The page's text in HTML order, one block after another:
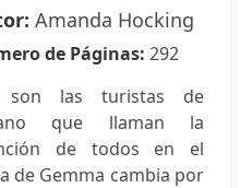
Amanda Hocking
de Páginas: 292
son las turistas de
que llaman la
de todos en el
de Gemma cambia por